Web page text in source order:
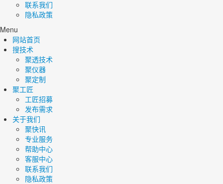
联系我们
隐私政策
Menu
网站首页
搜技术
聚透技术
聚仪器
聚定制
聚工匠
工匠招募
发布需求
关于我们
聚快讯
专业服务
帮助中心
客服中心
联系我们
隐私政策